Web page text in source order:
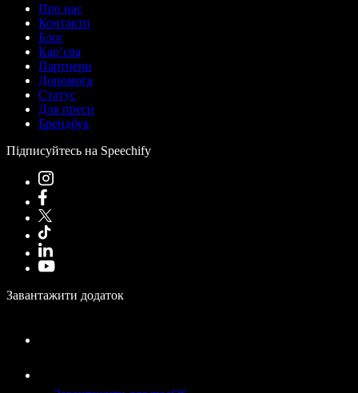
Про нас
Контакти
Блог
Кар’єра
Партнери
Допомога
Статус
Для преси
Брендбук
Підписуйтесь на Speechify
Завантажити додаток